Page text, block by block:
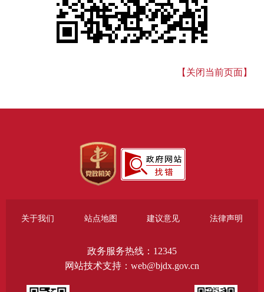
【关闭当前页面】
关于我们 站点地图 建议意见 法律声明
政务服务热线：12345
网站技术支持：web@bjdx.gov.cn